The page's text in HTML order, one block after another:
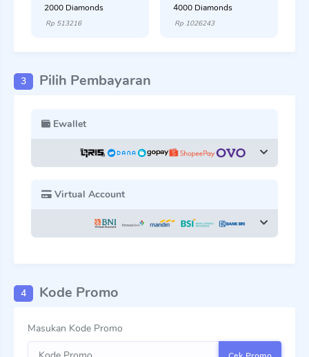
2000 Diamonds
Rp 513216
4000 Diamonds
Rp 1026243
3 Pilih Pembayaran
Ewallet
Virtual Account
4 Kode Promo
Masukan Kode Promo